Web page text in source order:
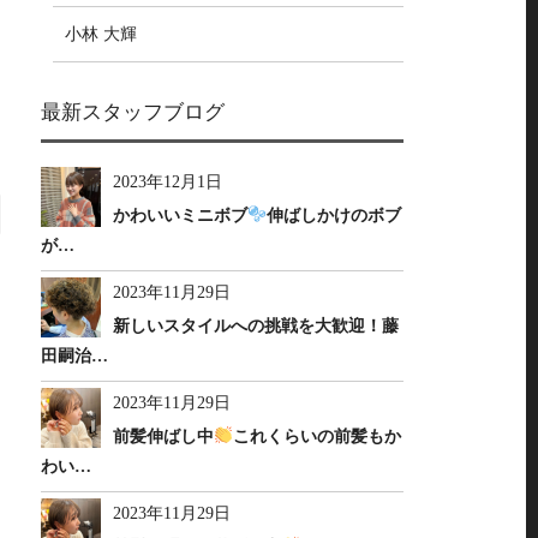
小林 大輝
最新スタッフブログ
2023年12月1日
かわいいミニボブ
伸ばしかけのボブ
が…
2023年11月29日
新しいスタイルへの挑戦を大歓迎！藤
田嗣治…
2023年11月29日
前髪伸ばし中
これくらいの前髪もか
わい…
2023年11月29日